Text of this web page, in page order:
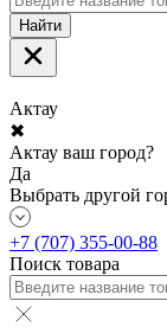
Найти
Актау
✖
Актау ваш город?
Да
Выбрать другой
+7 (707) 355-00-88
Поиск товара